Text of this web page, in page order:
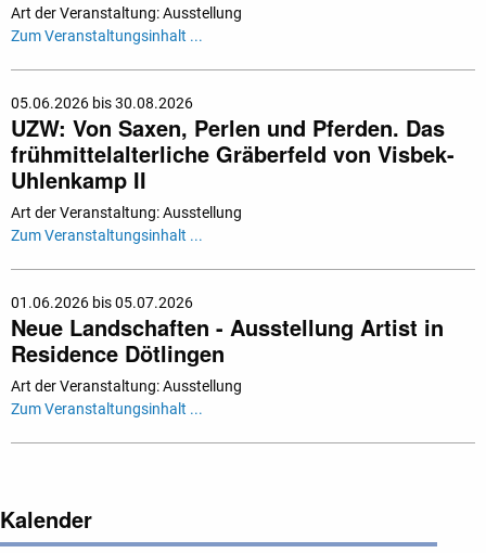
Art der Veranstaltung: Ausstellung
Zum Veranstaltungsinhalt ...
05.06.2026 bis 30.08.2026
UZW: Von Saxen, Perlen und Pferden. Das
frühmittelalterliche Gräberfeld von Visbek-
Uhlenkamp II
Art der Veranstaltung: Ausstellung
Zum Veranstaltungsinhalt ...
01.06.2026 bis 05.07.2026
Neue Landschaften - Ausstellung Artist in
Residence Dötlingen
Art der Veranstaltung: Ausstellung
Zum Veranstaltungsinhalt ...
Kalender